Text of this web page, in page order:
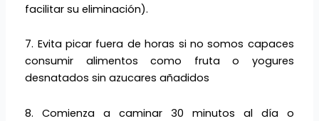
facilitar su eliminación).
7. Evita picar fuera de horas si no somos capaces
consumir alimentos como fruta o yogures
desnatados sin azucares añadidos
8. Comienza a caminar 30 minutos al día o